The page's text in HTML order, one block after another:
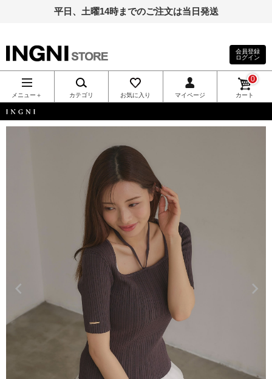
平日、土曜14時までのご注文は当日発送
INGNI（イン
グ）公式通
販｜INGNI
会員登録
ログイン
メニュー＋ カテゴリ お気に入り マイページ カート
0
INGNI